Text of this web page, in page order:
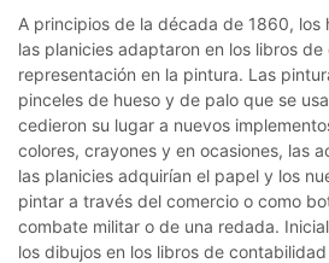
A principios de la década de 1860, los
las planicies adaptaron en los libros
representación en la pintura. Las
pinceles de hueso y de palo que se
cedieron su lugar a nuevos
colores, crayones y en ocasiones, las
las planicies adquirían el papel y los
pintar a través del comercio o como
combate militar o de una redada.
los dibujos en los libros de